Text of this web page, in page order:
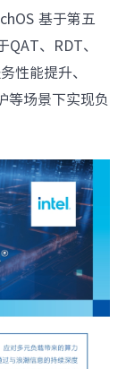
基于第五
、RDT、
性能提升、
等场景下实现负